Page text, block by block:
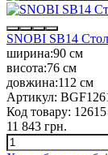
SNOBI SB14
ширина:90 см
висота:76 см
довжина:112 см
Артикул:
Код товару: 12615
11 843 грн.